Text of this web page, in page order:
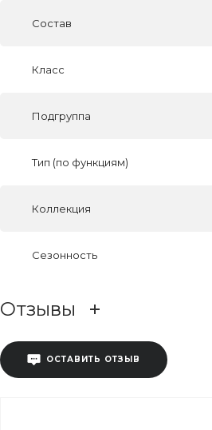
Состав
Класс
Подгруппа
Тип (по функциям)
Коллекция
Сезонность
Отзывы
ОСТАВИТЬ ОТЗЫВ